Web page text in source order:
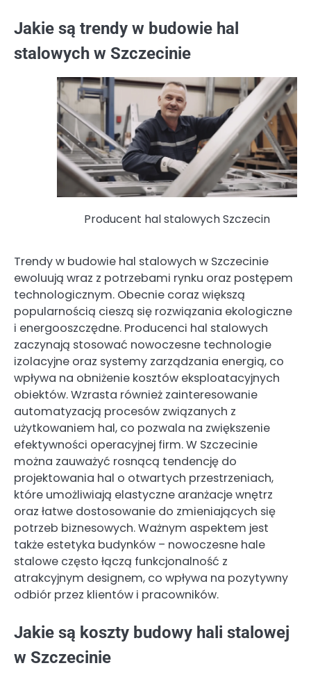
Jakie są trendy w budowie hal
stalowych w Szczecinie
Producent hal stalowych Szczecin
Trendy w budowie hal stalowych w Szczecinie
ewoluują wraz z potrzebami rynku oraz postępem
technologicznym. Obecnie coraz większą
popularnością cieszą się rozwiązania ekologiczne
i energooszczędne. Producenci hal stalowych
zaczynają stosować nowoczesne technologie
izolacyjne oraz systemy zarządzania energią, co
wpływa na obniżenie kosztów eksploatacyjnych
obiektów. Wzrasta również zainteresowanie
automatyzacją procesów związanych z
użytkowaniem hal, co pozwala na zwiększenie
efektywności operacyjnej firm. W Szczecinie
można zauważyć rosnącą tendencję do
projektowania hal o otwartych przestrzeniach,
które umożliwiają elastyczne aranżacje wnętrz
oraz łatwe dostosowanie do zmieniających się
potrzeb biznesowych. Ważnym aspektem jest
także estetyka budynków – nowoczesne hale
stalowe często łączą funkcjonalność z
atrakcyjnym designem, co wpływa na pozytywny
odbiór przez klientów i pracowników.
Jakie są koszty budowy hali stalowej
w Szczecinie